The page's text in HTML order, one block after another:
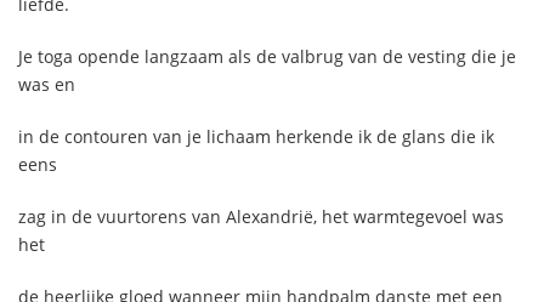
Je toga opende langzaam als de valbrug van de vesting die je
was en
in de contouren van je lichaam herkende ik de glans die ik
eens
zag in de vuurtorens van Alexandrië, het warmtegevoel was
het
de heerlijke gloed wanneer mijn handpalm danste met een